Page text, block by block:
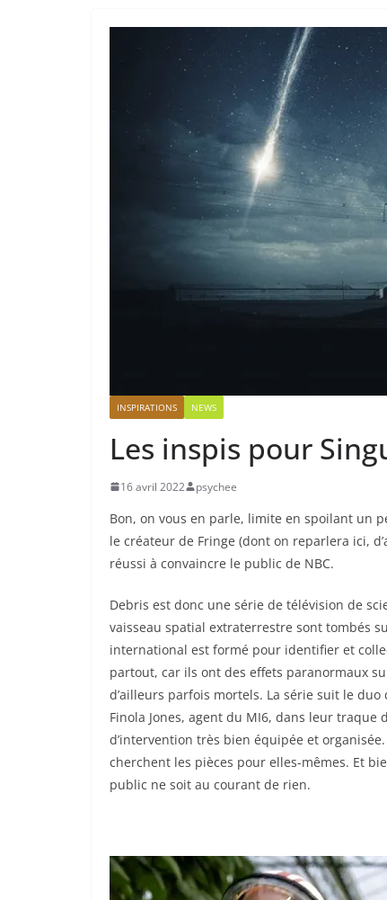
INSPIRATIONS NEWS
Les inspis pour
16 avril 2022 psychee
Bon, on vous en parle, limite en spoilant un
le créateur de Fringe (dont on reparlera ici,
réussi à convaincre le public de NBC.
Debris est donc une série de télévision de
vaisseau spatial extraterrestre sont tombés
international est formé pour identifier et
partout, car ils ont des effets paranormaux
d’ailleurs parfois mortels. La série suit le
Finola Jones, agent du MI6, dans leur
d’intervention très bien équipée et
cherchent les pièces pour elles-mêmes. Et
public ne soit au courant de rien.